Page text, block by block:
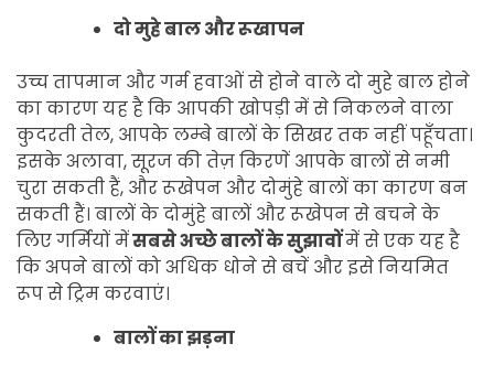
दो मुहे बाल और रूखापन
उच्च तापमान और गर्म हवाओं से होने वाले दो मुहे बाल होने
का कारण यह है कि आपकी खोपड़ी में से निकलने वाला
कुदरती तेल, आपके लम्बे बालों के सिखर तक नहीं पहूँचता।
इसके अलावा, सूरज की तेज़ किरणें आपके बालों से नमी
चुरा सकती हैं, और रूखेपन और दोमुंहे बालों का कारण बन
सकती हैं। बालों के दोमुंहे बालों और रूखेपन से बचने के
लिए गर्मियों मेंसबसे अच्छे बालों के सुझावोंमें से एक यह है
कि अपने बालों को अधिक धोने से बचें और इसे नियमित
रूप से ट्रिम करवाएं।
बालों का झड़ना